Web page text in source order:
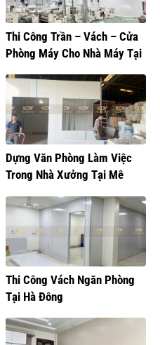
Thi Công Trần – Vách – Cửa
Phòng Máy Cho Nhà Máy Tại
Dựng Văn Phòng Làm Việc
Trong Nhà Xưởng Tại Mê
Thi Công Vách Ngăn Phòng
Tại Hà Đông